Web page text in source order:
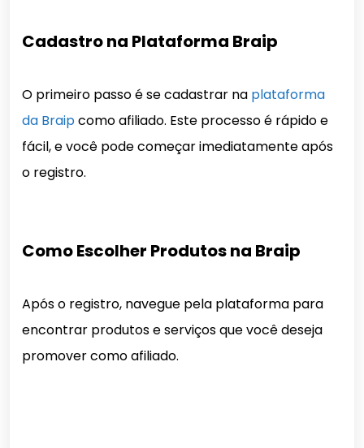
Cadastro na Plataforma Braip
O primeiro passo é se cadastrar na plataforma
da Braipcomo afiliado. Este processo é rápido e
fácil, e você pode começar imediatamente após
o registro.
Como Escolher Produtos na Braip
Após o registro, navegue pela plataforma para
encontrar produtos e serviços que você deseja
promover como afiliado.